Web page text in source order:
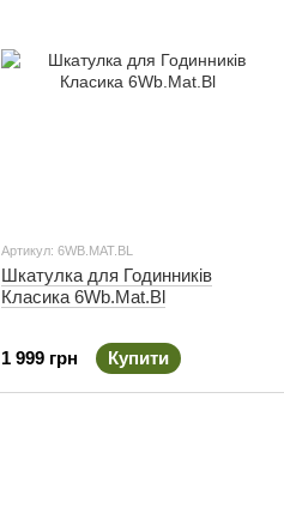
Артикул: 6WB.MAT.BL
Шкатулка для Годинників
Класика 6Wb.Mat.Bl
1 999 грн Купити